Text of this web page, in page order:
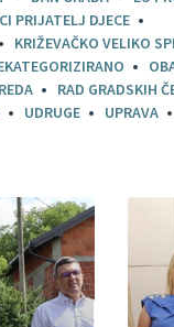
PRIJATELJ DJECE
KRIŽEVAČKO VELIKO
RAD GRADSKIH
UDRUGE UPRAVA